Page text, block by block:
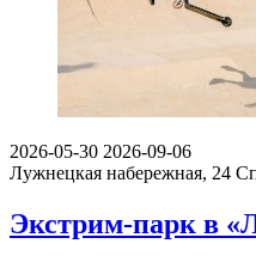
2026-05-30 2026-09-06
Лужнецкая набережная, 24
Экстрим-парк в